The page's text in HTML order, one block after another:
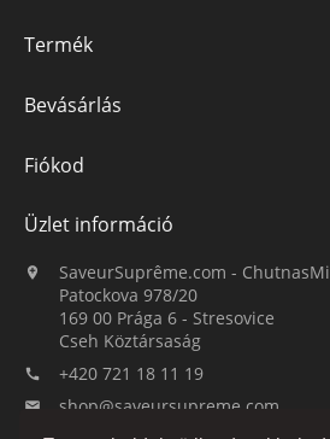
Termék
Bevásárlás
Fiókod
Üzlet információ

SaveurSuprême.com - ChutnasMi
Patockova 978/20
169 00 Prága 6 - Stresovice
Cseh Köztársaság
 +420 721 18 11 19
 shop@saveursupreme.com